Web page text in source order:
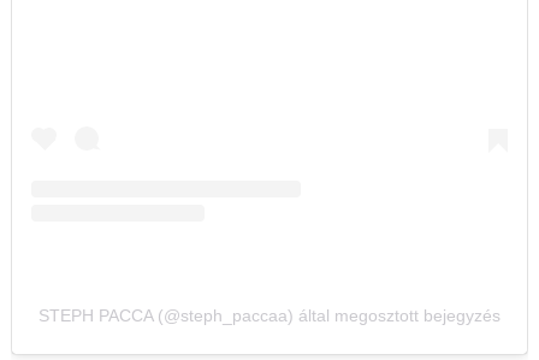
STEPH PACCA (@steph_paccaa) által megosztott bejegyzés